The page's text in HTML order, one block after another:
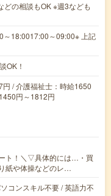
どの相談もOK ※週3なども
～18:0017:00～09:00※ 上記
OK！
/ 介護福祉士：時給1650
円～1812円
ト！＼▽具体的には…・買
紙や体操などのレ…
コンスキル不要 / 英語力不